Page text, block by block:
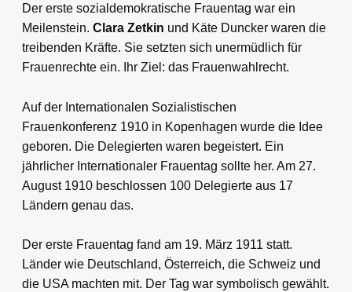
Der erste sozialdemokratische Frauentag war ein
Meilenstein. Clara Zetkin und Käte Duncker waren die
treibenden Kräfte. Sie setzten sich unermüdlich für
Frauenrechte ein. Ihr Ziel: das Frauenwahlrecht.
Auf der Internationalen Sozialistischen
Frauenkonferenz 1910 in Kopenhagen wurde die Idee
geboren. Die Delegierten waren begeistert. Ein
jährlicher Internationaler Frauentag sollte her. Am 27.
August 1910 beschlossen 100 Delegierte aus 17
Ländern genau das.
Der erste Frauentag fand am 19. März 1911 statt.
Länder wie Deutschland, Österreich, die Schweiz und
die USA machten mit. Der Tag war symbolisch gewählt.